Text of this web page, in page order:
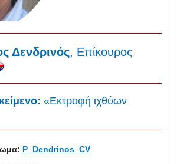
Δενδρινός, Επίκουρος
«Εκτροφή ιχθύων
P_Dendrinos_CV